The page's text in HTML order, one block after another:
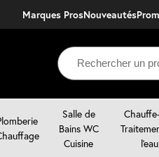
Marques ProsNouveautés
Salle de
Bains WC
Cuisine
l'eau